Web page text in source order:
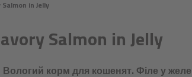
in Jelly
Salmon in Jelly
Вологий корм для кошенят. Філе у